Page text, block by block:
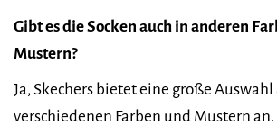
Gibt es die Socken auch in anderen
Mustern?
Ja, Skechers bietet eine große Auswahl
verschiedenen Farben und Mustern an.